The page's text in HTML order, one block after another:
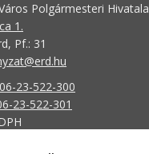
Polgármesteri Hivatala
1.
Pf.: 31
06-23-522-300
23-522-301